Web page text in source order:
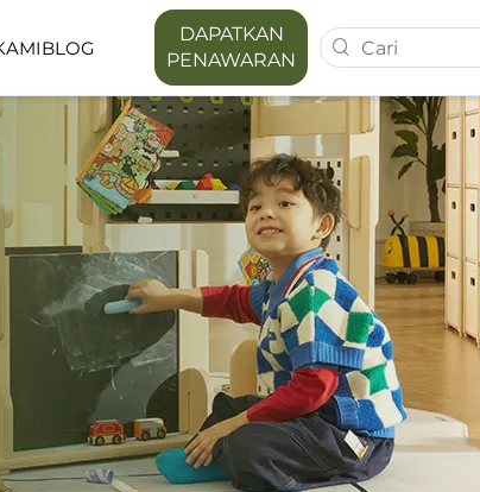
LUMIN FOREST SERIES MAPORA SERIES
OUTDOOR SPACE
BLOG
DAPATKAN
PENAWARAN